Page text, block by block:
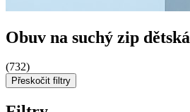
Obuv na suchý zip dětská
(732)
Přeskočit filtry